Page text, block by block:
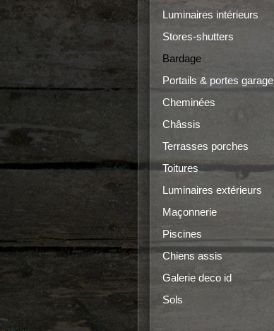
Luminaires intérieurs
Stores-shutters
Bardage
Portails & portes garage
Cheminées
Châssis
Terrasses porches
Toitures
Luminaires extérieurs
Maçonnerie
Piscines
Chiens assis
Galerie deco id
Sols